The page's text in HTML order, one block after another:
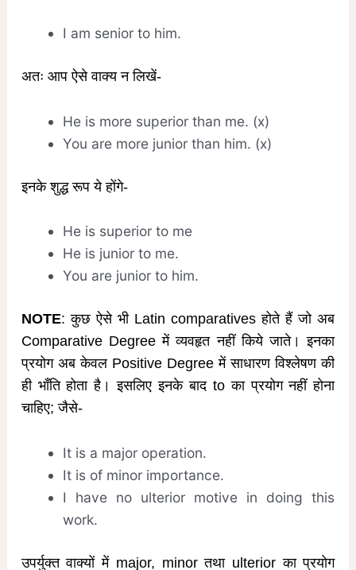
I am senior to him.
अतः आप ऐसे वाक्य न लिखें-
He is more superior than me. (x)
You are more junior than him. (x)
इनके शुद्ध रूप ये होंगे-
He is superior to me
He is junior to me.
You are junior to him.
NOTE: कुछ ऐसे भी Latin comparatives होते हैं जो अब
Comparative Degree में व्यवहृत नहीं किये जाते। इनका
प्रयोग अब केवल Positive Degree में साधारण विश्लेषण की
ही भाँति होता है। इसलिए इनके बाद to का प्रयोग नहीं होना
चाहिए; जैसे-
It is a major operation.
It is of minor importance.
I have no ulterior motive in doing this
work.
उपर्युक्त वाक्यों में major, minor तथा ulterior का प्रयोग